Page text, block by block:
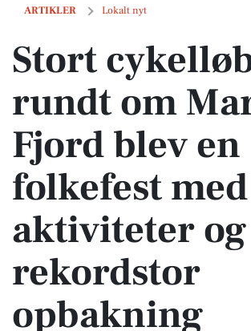
ARTIKLER Lokalt nyt
Stort cykelløb rundt om Mariager Fjord blev
Stort
rundt om
Fjord blev en
folkefest med
aktiviteter og
rekordstor
opbakning